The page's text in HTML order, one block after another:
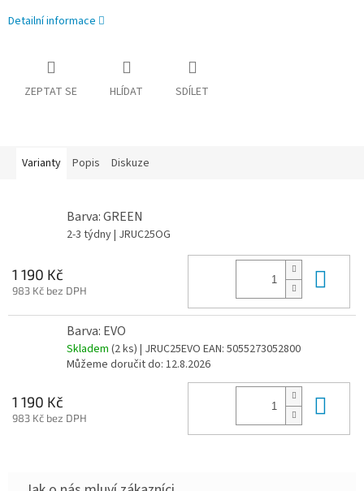
Detailní informace
ZEPTAT SE HLÍDAT SDÍLET
Varianty Popis Diskuze
Barva: GREEN
2-3 týdny| JRUC25OG
1 190 Kč
983 Kč bez DPH
Barva: EVO
Skladem (2 ks) | JRUC25EVO EAN: 5055273052800
Můžeme doručit do: 12.8.2026
1 190 Kč
983 Kč bez DPH